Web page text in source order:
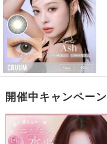
開催中キャンペーン